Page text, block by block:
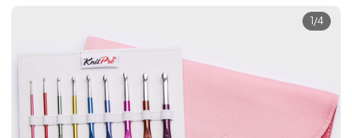
1 /4